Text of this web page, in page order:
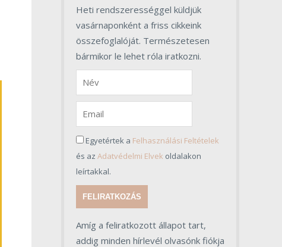
Heti rendszerességgel küldjük
vasárnaponként a friss cikkeink
összefoglalóját. Természetesen
bármikor le lehet róla iratkozni.
Egyetértek a Felhasználási Feltételek
és az Adatvédelmi Elvek oldalakon
leírtakkal.
FELIRATKOZÁS
Amíg a feliratkozott állapot tart,
addig minden hírlevél olvasónk fiókja